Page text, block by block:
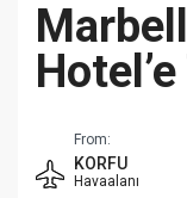
From:
KORFU
Havaalanı